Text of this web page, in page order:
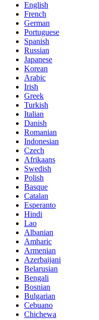
English
French
German
Portuguese
Spanish
Russian
Japanese
Korean
Arabic
Irish
Greek
Turkish
Italian
Danish
Romanian
Indonesian
Czech
Afrikaans
Swedish
Polish
Basque
Catalan
Esperanto
Hindi
Lao
Albanian
Amharic
Armenian
Azerbaijani
Belarusian
Bengali
Bosnian
Bulgarian
Cebuano
Chichewa